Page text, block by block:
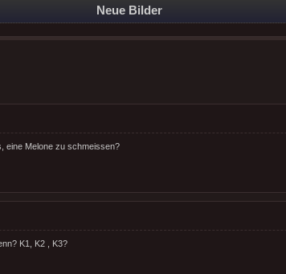
Neue Bilder
eine Melone zu schmeissen?
K1, K2 , K3?